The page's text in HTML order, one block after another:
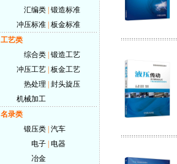
汇编类 锻造标准
冲压标准 板金标准
工艺类
综合类 锻造工艺
冲压工艺 板金工艺
热处理
封头旋压
机械加工
名录类
锻压类 汽车
电子 电器
冶金